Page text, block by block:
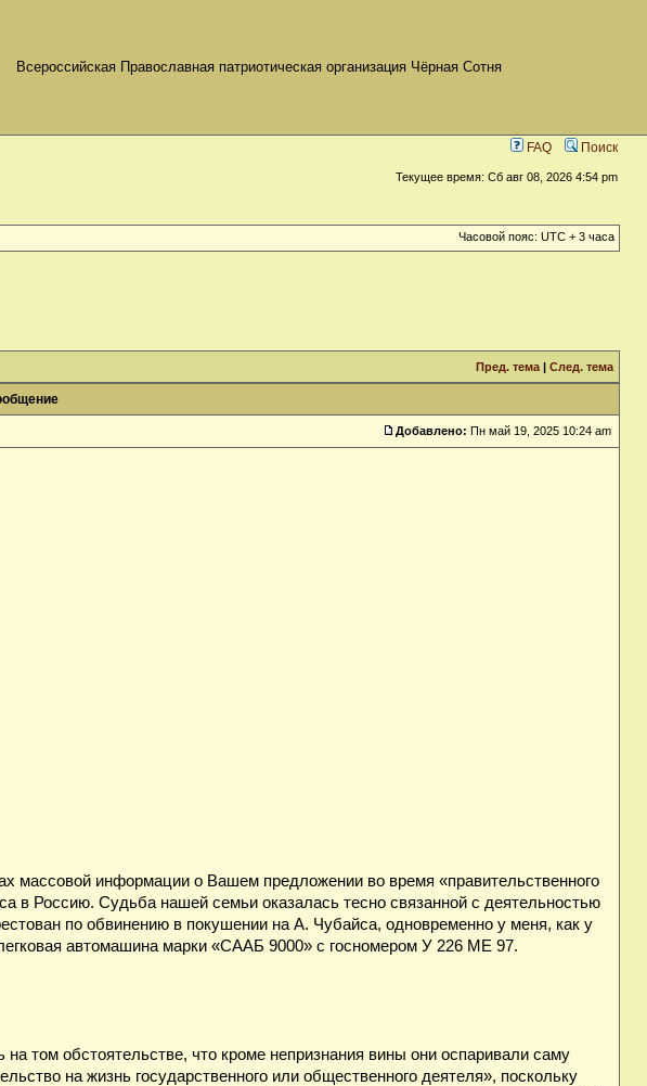
Всероссийская Православная патриотическая организация Чёрная Сотня
FAQ Поиск
Текущее время: Сб авг 08, 2026 4:54 pm
Часовой пояс: UTC + 3 часа
Пред. тема | След. тема
Добавлено: Пн май 19, 2025 10:24 am
массовой информации о Вашем предложении во время «правительственного
Россию. Судьба нашей семьи оказалась тесно связанной с деятельностью
по обвинению в покушении на А. Чубайса, одновременно у меня, как у
автомашина марки «СААБ 9000» с госномером У 226 МЕ 97.
том обстоятельстве, что кроме непризнания вины они оспаривали саму
на жизнь государственного или общественного деятеля», поскольку